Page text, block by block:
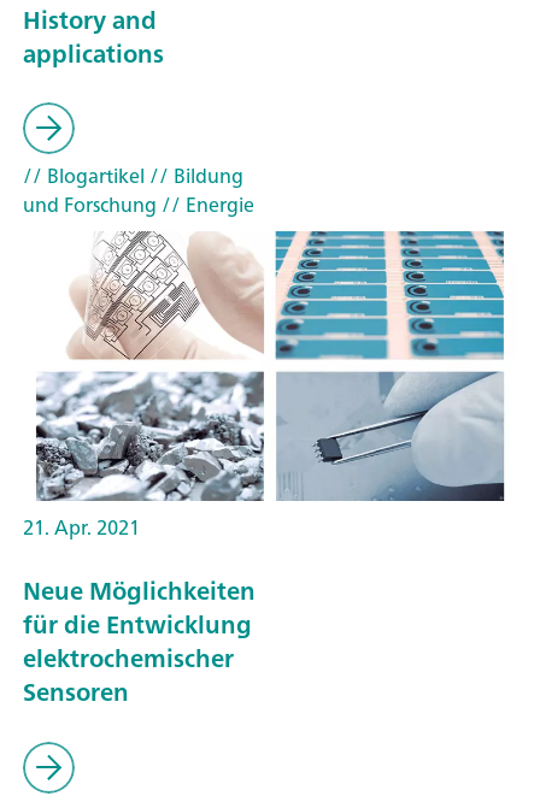
History and
applications
// Blogartikel // Bildung
und Forschung // Energie
21. Apr. 2021
Neue Möglichkeiten
für die Entwicklung
elektrochemischer
Sensoren